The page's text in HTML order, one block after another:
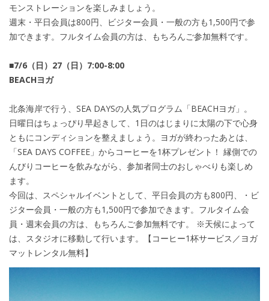
モンストレーションを楽しみましょう。
週末・平日会員は800円、ビジター会員・一般の方も1,500円で参
加できます。フルタイム会員の方は、もちろんご参加無料です。
■7/6（日）27（日）7:00-8:00
BEACHヨガ
北条海岸で行う、SEA DAYSの人気プログラム「BEACHヨガ」。
日曜日はちょっぴり早起きして、1日のはじまりに太陽の下で心身
ともにコンディションを整えましょう。ヨガが終わったあとは、
「SEA DAYS COFFEE」からコーヒーを1杯プレゼント！ 縁側での
んびりコーヒーを飲みながら、参加者同士のおしゃべりも楽しめ
ます。
今回は、スペシャルイベントとして、平日会員の方も800円、・ビ
ジター会員・一般の方も1,500円で参加できます。フルタイム会
員・週末会員の方は、もちろんご参加無料です。 ※天候によって
は、スタジオに移動して行います。【コーヒー1杯サービス／ヨガ
マットレンタル無料】